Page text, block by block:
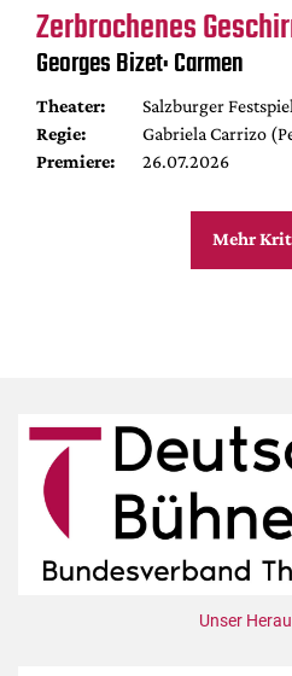
Zerbrochenes
Georges Bizet: Carmen
Theater:
Salzburger
Regie:
Gabriela Carrizo
Premiere:
26.07.2026
Mehr
Unser